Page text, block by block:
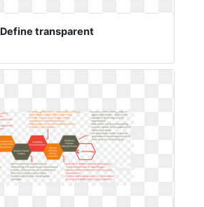
Define transparent